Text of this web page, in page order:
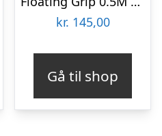
kr. 145,00
Gå til shop